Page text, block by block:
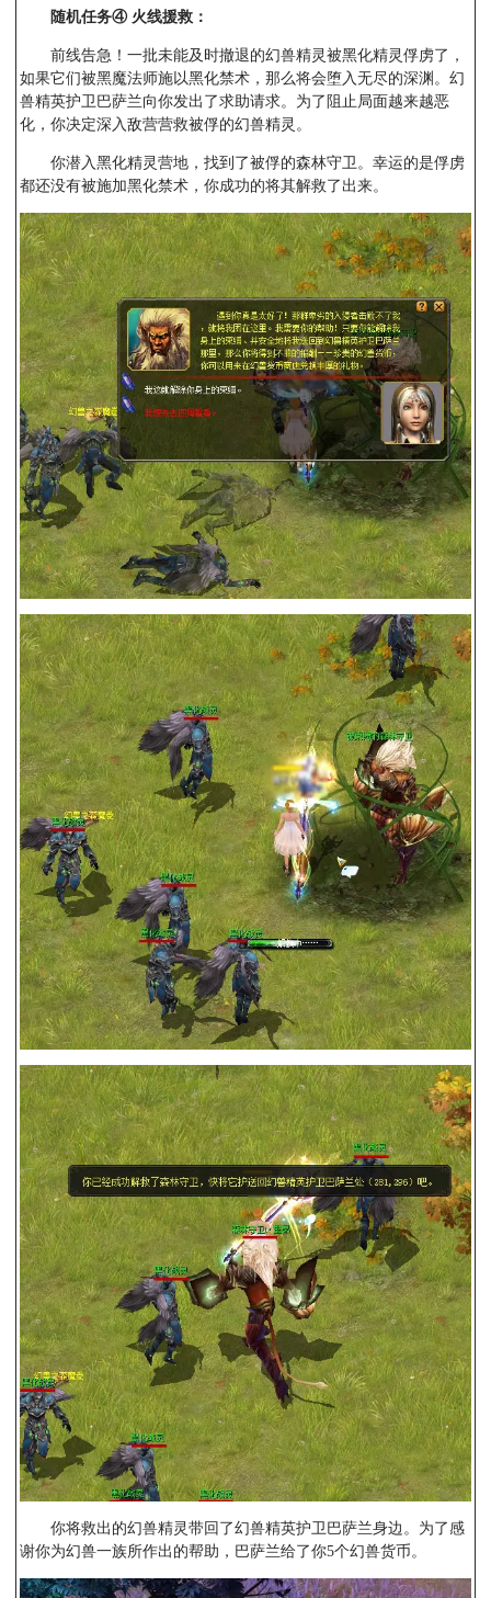
随机任务④ 火线援救：
前线告急！一批未能及时撤退的幻兽精灵被黑化精灵俘虏了，
如果它们被黑魔法师施以黑化禁术，那么将会堕入无尽的深渊。幻
兽精英护卫巴萨兰向你发出了求助请求。为了阻止局面越来越恶
化，你决定深入敌营营救被俘的幻兽精灵。
你潜入黑化精灵营地，找到了被俘的森林守卫。幸运的是俘虏
都还没有被施加黑化禁术，你成功的将其解救了出来。
你将救出的幻兽精灵带回了幻兽精英护卫巴萨兰身边。为了感
谢你为幻兽一族所作出的帮助，巴萨兰给了你5个幻兽货币。